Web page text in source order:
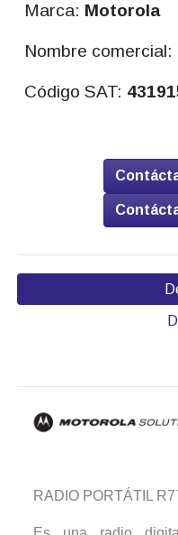
Marca: Motorola
Nombre comercial:
Código SAT:
RADIO PORTÁTIL